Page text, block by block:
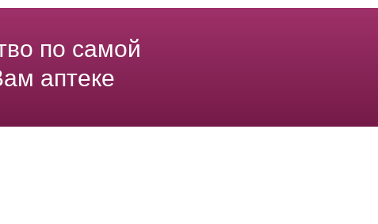
по самой
аптеке